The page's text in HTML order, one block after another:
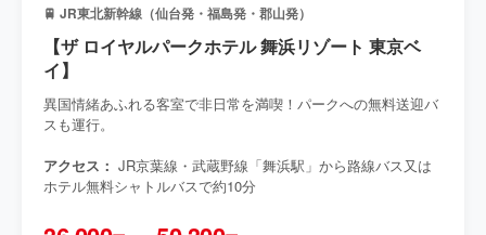
🚆 JR東北新幹線（仙台発・福島発・郡山発）
【ザ ロイヤルパークホテル 舞浜リゾート 東京ベ
イ】
異国情緒あふれる客室で非日常を満喫！パークへの無料送迎バ
スも運行。
アクセス： JR京葉線・武蔵野線「舞浜駅」から路線バス又は
ホテル無料シャトルバスで約10分